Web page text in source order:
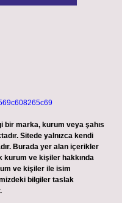
bir marka, kurum veya şahıs
Sitede yalnızca kendi
Burada yer alan içerikler
kurum ve kişiler hakkında
ve kişiler ile isim
bilgiler taslak